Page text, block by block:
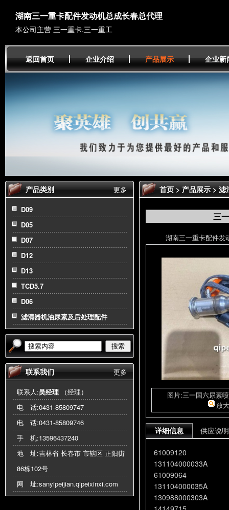
湖南三一重卡配件发动机总成长春总代理
本公司主营 三一重卡,三一重工
返回首页 企业介绍 产品展示 企业新
更多
产品类别
D09
D05
D07
D12
D13
TCD5.7
D06
滤清器机油尿素及后处理配件
搜索
更多
联系我们
联系人:吴经理 （经理）
电 话:0431-85809747
电 话:0431-85809746
手 机:13596437240
地 址:吉林省 长春市 市辖区 正阳街
86栋102号
网 址:sanyipeijian.qipeixinxi.com
首页>产品展示>滤
三
湖南三一重卡配件发
图片:三一国六尿素
放
详细信息 供应说明
61009120
131104000033A
61009064
131104000035A
130988000303A